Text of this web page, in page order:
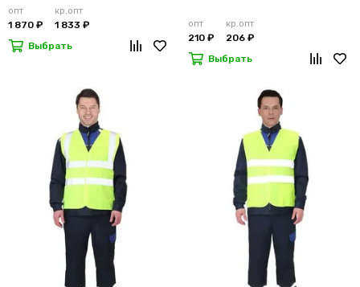
опт
1 870 ₽
кр.опт
1 833 ₽
Выбрать
опт
210 ₽
кр.опт
206 ₽
Выбрать